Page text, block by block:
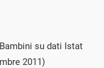
su dati Istat
2011)